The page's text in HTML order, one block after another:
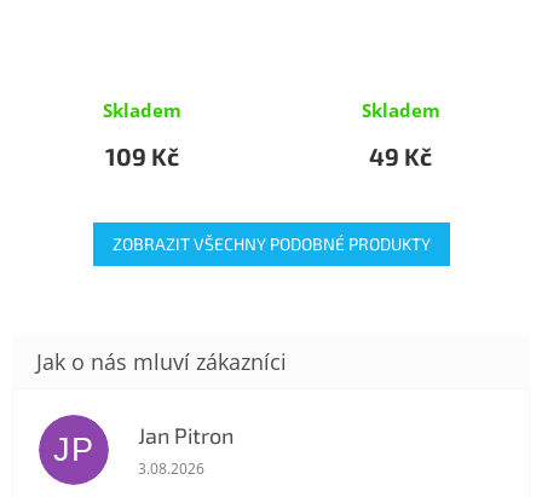
Skladem
109 Kč
Skladem
49 Kč
ZOBRAZIT VŠECHNY PODOBNÉ PRODUKTY
JP Jan Pitron
Hodnocení obchodu je 5 z 5 hvězdiček.
3.08.2026